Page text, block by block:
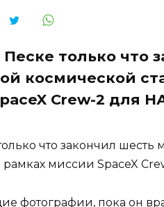
только что
космической
Crew-2 для
что закончил
миссии SpaceX
фотографии, пока он